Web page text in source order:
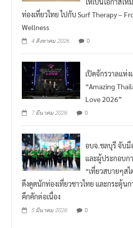
ท่องเที่ยวไทย ไปกับ Surf Therapy –
Wellness
4 สิงหาคม 2026 0
เปิดจักรวาลแห่ง
“Amazing
Love 2026”
7 มีนาคม 2026 0
อบจ.ชลบุรี จับมื
และผู้ประกอบก
“เที่ยวสบายๆส
ดึงดูดนักท่องเที่ยวชาวไทย และกระตุ้น
คึกคักต่อเนื่อง
5 มีนาคม 2026 0